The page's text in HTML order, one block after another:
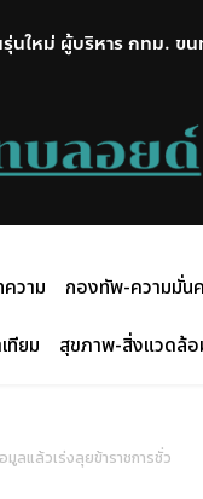
นใหม่ ผู้บริหาร กทม. ขน
นแรง กรณีกราดยิง ศีลธ
วาม กองทัพ-ความมั่น
ทียม สุขภาพ-สิ่งแวดล้อ
ลแล้วเร่งลุยข้าราชการชั่ว